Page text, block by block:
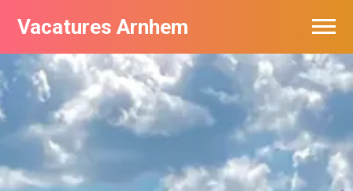
Vacatures Arnhem
Vacatures per bedrijf in Arnhem
Nieuwsbrief feed